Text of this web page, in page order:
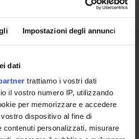
Impostazioni degli annunci
dati
trattiamo i vostri dati
il vostro numero IP, utilizzando
per memorizzare e accedere
dispositivo al fine di
contenuti personalizzati, misurare
DAL PROGETTO